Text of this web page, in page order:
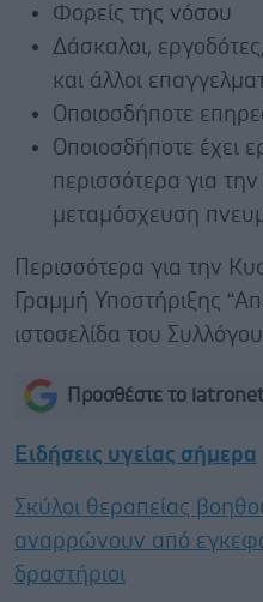
Φορείς της νόσου
Δάσκαλοι,
και άλλοι
Οποιοσδήποτε
Οποιοσδήποτε έχει
περισσότερα για
μεταμόσχευση
Περισσότερα για την
Γραμμή Υποστήριξης
ιστοσελίδα του Συλλόγου
Προσθέστε το
Ειδήσεις υγείας σήμερα
Σκύλοι θεραπείας
αναρρώνουν από
δραστήριοι